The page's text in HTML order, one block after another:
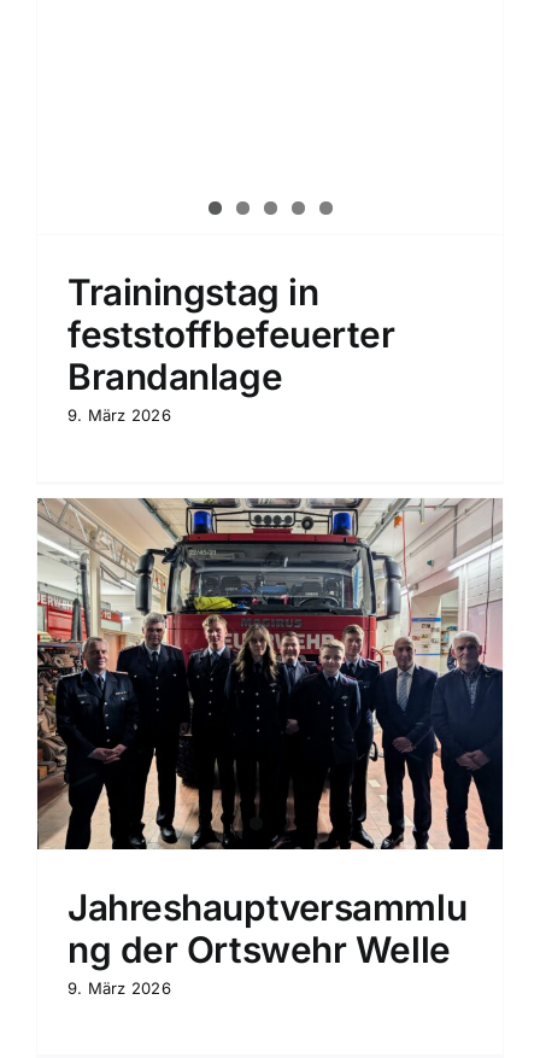
Trainingstag in
feststoffbefeuerter
Brandanlage
9. März 2026
Jahreshauptversammlu
ng der Ortswehr Welle
9. März 2026